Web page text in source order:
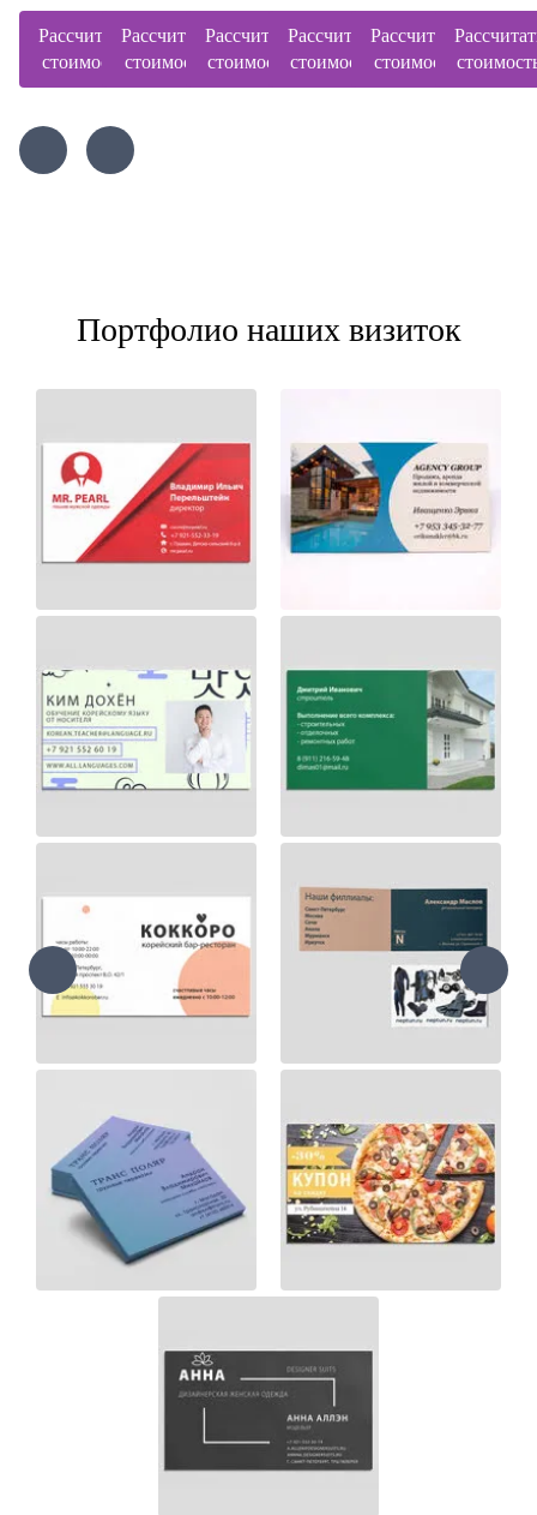
Рассчитать
стоимость
Рассчитать
стоимость
Рассчитать
стоимость
Рассчитать
стоимость
Рассчитать
стоимость
Портфолио наших визиток